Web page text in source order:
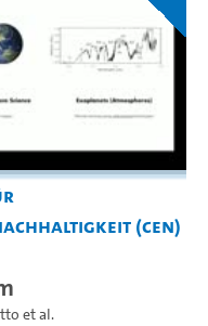
(CEN)
et al.